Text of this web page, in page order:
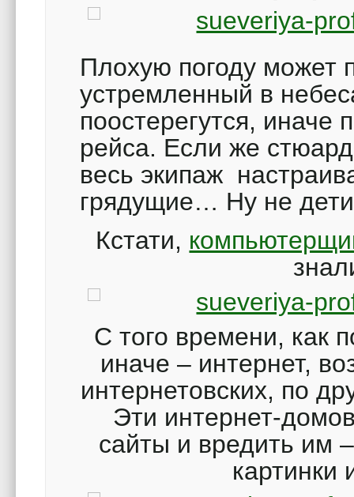
Плохую погоду может
устремленный в
поостерегутся, иначе
рейса. Если же
весь экипаж
грядущие… Ну не
Кстати,
С того времени, как
иначе – интернет,
интернетовских, по
Эти интернет-
сайты и вредить им